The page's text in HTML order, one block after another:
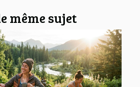
même sujet